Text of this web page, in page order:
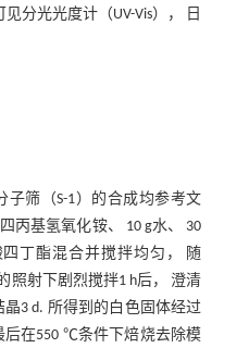
分光光度计（UV-Vis）， 日
子筛（S-1）的合成均参考文
丙基氢氧化铵、 10 g水、 30
丁酯混合并搅拌均匀， 随
照射下剧烈搅拌1 h后， 澄清
3 d. 所得到的白色固体经过
在550 ℃条件下焙烧去除模